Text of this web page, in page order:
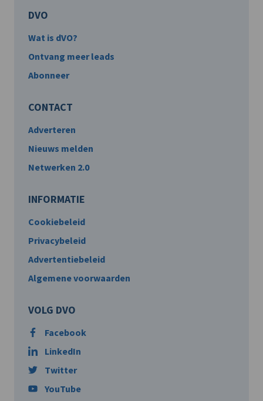
DVO
Wat is dVO?
Ontvang meer leads
Abonneer
CONTACT
Adverteren
Nieuws melden
Netwerken 2.0
INFORMATIE
Cookiebeleid
Privacybeleid
Advertentiebeleid
Algemene voorwaarden
VOLG DVO
Facebook
LinkedIn
Twitter
YouTube